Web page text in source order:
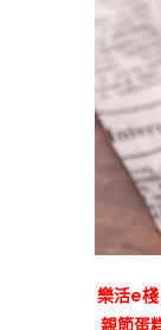
樂活e棧
親節蛋